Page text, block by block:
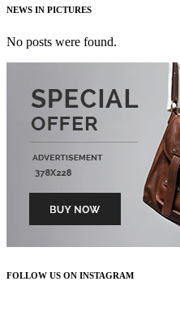
NEWS IN PICTURES
No posts were found.
FOLLOW US ON INSTAGRAM